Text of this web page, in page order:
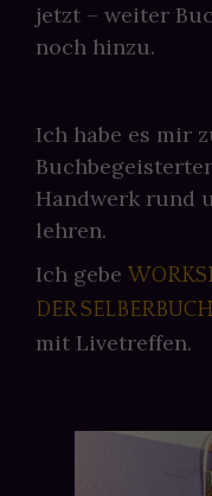
jetzt – weiter
noch hinzu.
Ich habe es mir
Handwerk rund
lehren.
Ich gebe
DER
mit Livetreffen.